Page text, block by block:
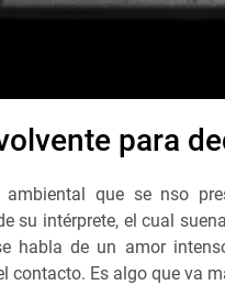
para
ambiental que se nso
su intérprete, el cual
habla de un amor
contacto. Es algo que va